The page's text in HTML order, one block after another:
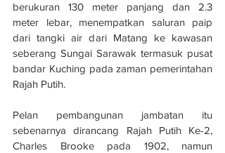
berukuran 130 meter panjang dan 2.3
meter lebar, menempatkan saluran paip
dari tangki air dari Matang ke kawasan
seberang Sungai Sarawak termasuk pusat
bandar Kuching pada zaman pemerintahan
Rajah Putih.
Pelan pembangunan jambatan itu
sebenarnya dirancang Rajah Putih Ke-2,
Charles Brooke pada 1902, namun